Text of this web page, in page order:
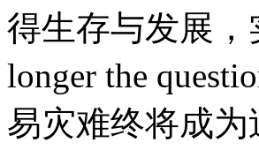
得生存与发展，
longer the
易灾难终将成